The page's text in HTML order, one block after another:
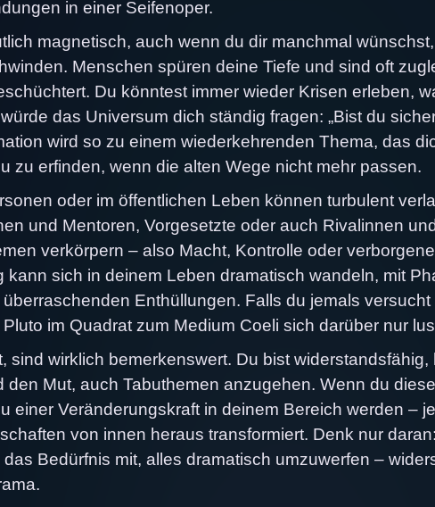
in einer Seifenoper.
magnetisch, auch wenn du dir manchmal
Menschen spüren deine Tiefe und sind oft
Du könntest immer wieder Krisen erleben,
das Universum dich ständig fragen: „Bist du
wird so zu einem wiederkehrenden Thema, das
zu erfinden, wenn die alten Wege nicht mehr passen.
oder im öffentlichen Leben können turbulent
und Mentoren, Vorgesetzte oder auch Rivalinnen
verkörpern – also Macht, Kontrolle oder
kann sich in deinem Leben dramatisch wandeln, mit
Enthüllungen. Falls du jemals versucht
im Quadrat zum Medium Coeli sich darüber nur
sind wirklich bemerkenswert. Du bist widerstandsfähig,
den Mut, auch Tabuthemen anzugehen. Wenn du
einer Veränderungskraft in deinem Bereich werden –
von innen heraus transformiert. Denk nur
Bedürfnis mit, alles dramatisch umzuwerfen –